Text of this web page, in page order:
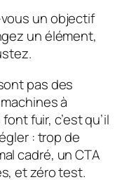
un objectif
un élément,
pas des
à
fuir, c’est qu’il
: trop de
cadré, un CTA
et zéro test.